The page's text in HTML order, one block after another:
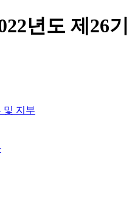
년도 제26
및 지부